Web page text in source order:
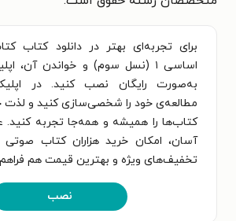
برای تجربه‌ای بهتر در دانلود کتاب
اساسی ۱ (نسل سوم) و خواندن آن،
به‌صورت رایگان نصب کنید. در
مطالعه‌ی خود را شخصی‌سازی کنید و لذت
کتاب‌ها را همیشه و همه‌جا تجربه کنید.
آسان، امکان خرید هزاران کتاب صوتی
تخفیف‌های ویژه و بهترین قیمت هم
نصب